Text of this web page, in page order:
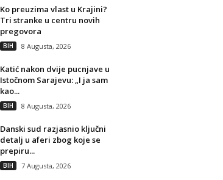
Ko preuzima vlast u Krajini?
Tri stranke u centru novih
pregovora
BIH 8 Augusta, 2026
Katić nakon dvije pucnjave u
Istočnom Sarajevu: „I ja sam
kao...
BIH 8 Augusta, 2026
Danski sud razjasnio ključni
detalj u aferi zbog koje se
prepiru...
BIH 7 Augusta, 2026